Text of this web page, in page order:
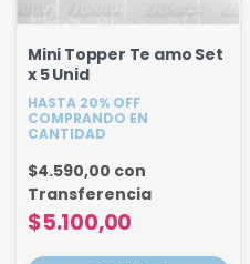
Mini Topper Te amo Set
x 5 Unid
HASTA 20% OFF
COMPRANDO EN
CANTIDAD
$5.100,00
$4.590,00 con
Transferencia